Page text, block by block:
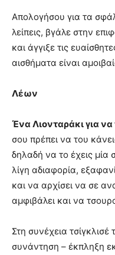
Απολογήσου για τα
λείπεις, βγάλε στην
και άγγιξε τις
αισθήματα είναι
Λέων
Ένα Λιονταράκι για να
σου πρέπει να του
δηλαδή να το έχεις μία
λίγη αδιαφορία,
και να αρχίσει να σε
αμφιβάλει και να
Στη συνέχεια
συνάντηση – έκπληξη